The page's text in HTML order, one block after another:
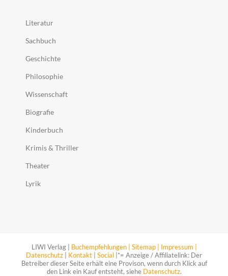
Literatur
Sachbuch
Geschichte
Philosophie
Wissenschaft
Biografie
Kinderbuch
Krimis & Thriller
Theater
Lyrik
LIWI Verlag | Buchempfehlungen | Sitemap | Impressum |
Datenschutz
Kontakt Social |*= Anzeige / Affiliatelink: Der
Betreiber dieser Seite erhält eine Provison, wenn durch Klick auf
den Link ein Kauf entsteht, siehe Datenschutz.